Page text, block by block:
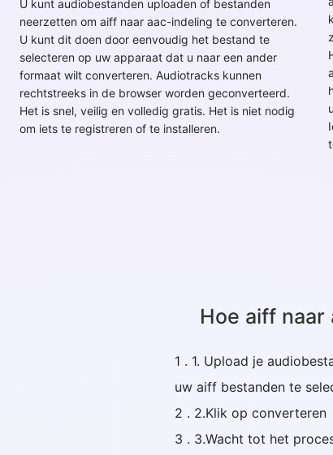
U kunt audiobestanden uploaden of bestanden
neerzetten om aiff naar aac-indeling te converteren.
U kunt dit doen door eenvoudig het bestand te
selecteren op uw apparaat dat u naar een ander
formaat wilt converteren. Audiotracks kunnen
rechtstreeks in de browser worden geconverteerd.
Het is snel, veilig en volledig gratis. Het is niet nodig
om iets te registreren of te installeren.
Hoe aiff
1 . 1. Upload je
uw aiff bestanden te
2 . 2.Klik op converteren
3 . 3.Wacht tot het